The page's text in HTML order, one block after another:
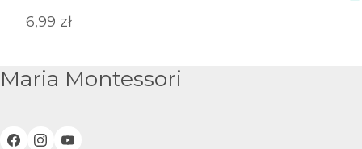
6,99 zł
Maria Montessori